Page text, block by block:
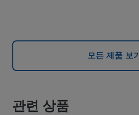
모든 제품 보기
관련 상품